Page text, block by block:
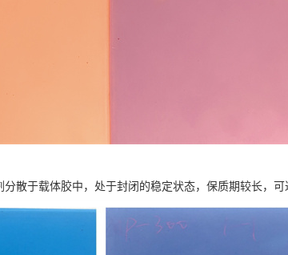
散于载体胶中，处于封闭的稳定状态，保质期较长，可